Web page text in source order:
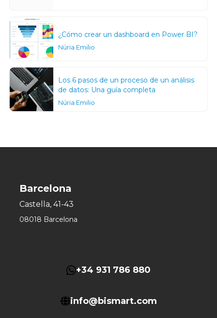
¿Cómo crear un dashboard en Power BI?
Núria Emilio
Los 6 pasos de un proceso de un análisis
de datos: Una guía completa
Núria Emilio
Barcelona
Castella, 41-43
08018 Barcelona
+34 931 786 880
info@bismart.com